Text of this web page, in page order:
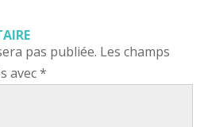
pas publiée. Les champs
avec*